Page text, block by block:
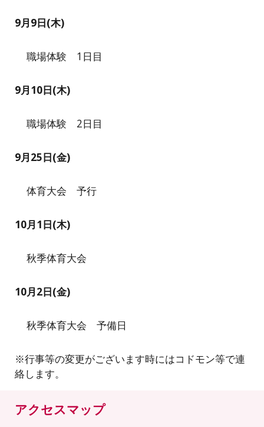
9月9日(木)
職場体験 1日目
9月10日(木)
職場体験 2日目
9月25日(金)
体育大会 予行
10月1日(木)
秋季体育大会
10月2日(金)
秋季体育大会 予備日
※行事等の変更がございます時にはコドモン等で連
絡します。
アクセスマップ